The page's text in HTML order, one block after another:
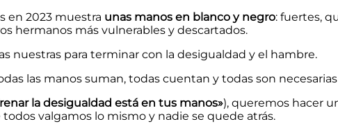
en 2023 muestra unas manos en blanco y negro: fuertes,
hermanos más vulnerables y descartados.
nuestras para terminar con la desigualdad y el hambre.
las manos suman, todas cuentan y todas son
la desigualdad está en tus manos»), queremos hacer
valgamos lo mismo y nadie se quede atrás.